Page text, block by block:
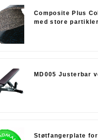
Composite Plus
med store partikler
MD005 Justerbar
Støtfangerplate for